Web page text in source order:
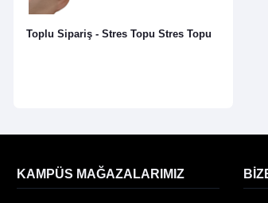
Toplu Sipariş - Stres Topu Stres Topu
KAMPÜS MAĞAZALARIMIZ